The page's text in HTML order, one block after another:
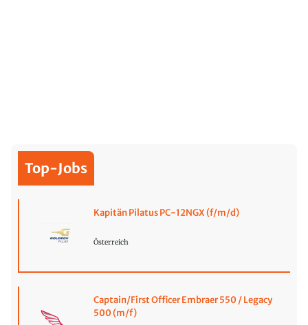
Top-Jobs
Kapitän Pilatus PC-12NGX (f/m/d)
Österreich
Captain/First Officer Embraer 550 / Legacy
500 (m/f)